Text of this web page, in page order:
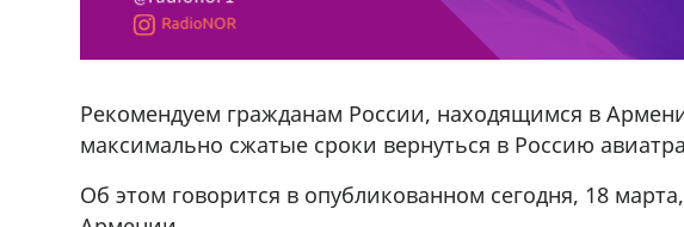
Рекомендуем гражданам России, находящимся в
максимально сжатые сроки вернуться в Россию
Об этом говорится в опубликованном сегодня, 18